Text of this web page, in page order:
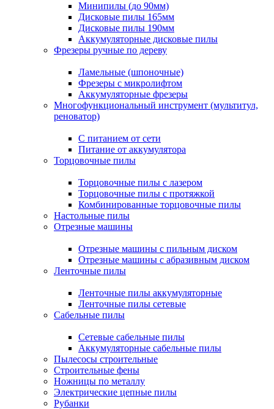
Минипилы (до 90мм)
Дисковые пилы 165мм
Дисковые пилы 190мм
Аккумуляторные дисковые пилы
Фрезеры ручные по дереву
Ламельные (шпоночные)
Фрезеры с микролифтом
Аккумуляторные фрезеры
Многофункциональный инструмент (мультитул,
реноватор)
С питанием от сети
Питание от аккумулятора
Торцовочные пилы
Торцовочные пилы с лазером
Торцовочные пилы с протяжкой
Комбинированные торцовочные пилы
Настольные пилы
Отрезные машины
Отрезные машины с пильным диском
Отрезные машины с абразивным диском
Ленточные пилы
Ленточные пилы аккумуляторные
Ленточные пилы сетевые
Сабельные пилы
Сетевые сабельные пилы
Аккумуляторные сабельные пилы
Пылесосы строительные
Строительные фены
Ножницы по металлу
Электрические цепные пилы
Рубанки